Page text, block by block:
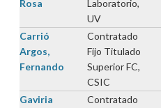
Rosa
Laboratorio,
UV
Carrió
Argos,
Fernando
Contratado
Fijo Titulado
Superior FC,
CSIC
Gaviria
Contratado